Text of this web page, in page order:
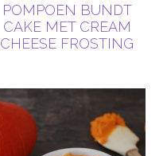
POMPOEN BUNDT
CAKE MET CREAM
CHEESE FROSTING